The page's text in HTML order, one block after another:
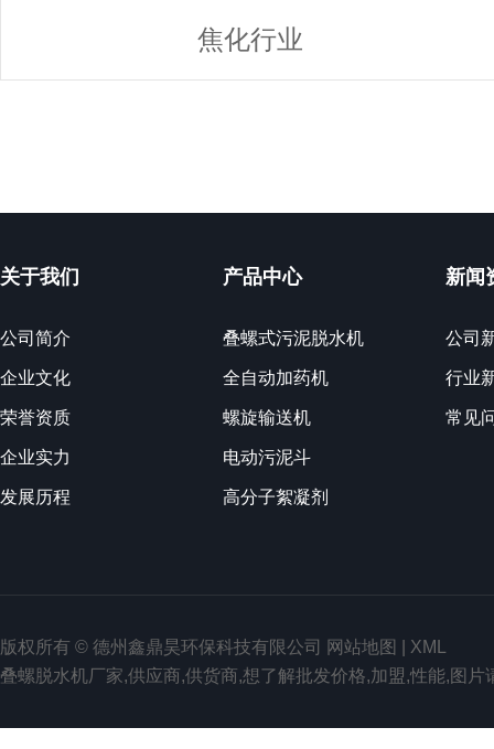
焦化行业
关于我们
公司简介
企业文化
荣誉资质
企业实力
发展历程
产品中心
叠螺式污泥脱水机
全自动加药机
螺旋输送机
电动污泥斗
高分子絮凝剂
新闻
公司
行业
常见
版权所有 © 德州鑫鼎昊环保科技有限公司 网站地图
XML
叠螺脱水机厂家,供应商,供货商,想了解批发价格,加盟,性能,图片